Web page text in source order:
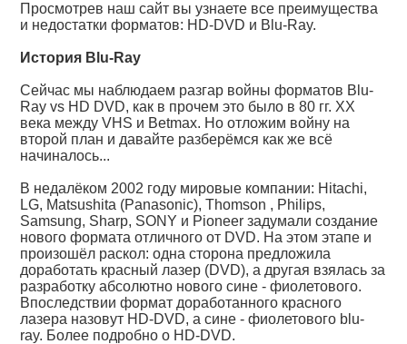
Просмотрев наш сайт вы узнаете все преимущества
и недостатки форматов: HD-DVD и Blu-Ray.
История Blu-Ray
Сейчас мы наблюдаем разгар войны форматов Blu-
Ray vs HD DVD, как в прочем это было в 80 гг. XX
века между VHS и Betmax. Но отложим войну на
второй план и давайте разберёмся как же всё
начиналось...
В недалёком 2002 году мировые компании: Hitachi,
LG, Matsushita (Panasonic), Thomson , Philips,
Samsung, Sharp, SONY и Pioneer задумали создание
нового формата отличного от DVD. На этом этапе и
произошёл раскол: одна сторона предложила
доработать красный лазер (DVD), а другая взялась за
разработку абсолютно нового сине - фиолетового.
Впоследствии формат доработанного красного
лазера назовут HD-DVD, а сине - фиолетового blu-
ray. Более подробно о HD-DVD.